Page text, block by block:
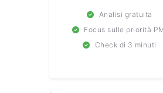
Analisi gratuita
Focus sulle priorità
Check di 3 minuti